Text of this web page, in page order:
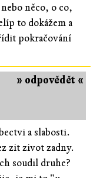
něco, o co,
to dokážem a
pokračování
» odpovědět «
a slabosti.
zit zivot zadny.
soudil druhe?